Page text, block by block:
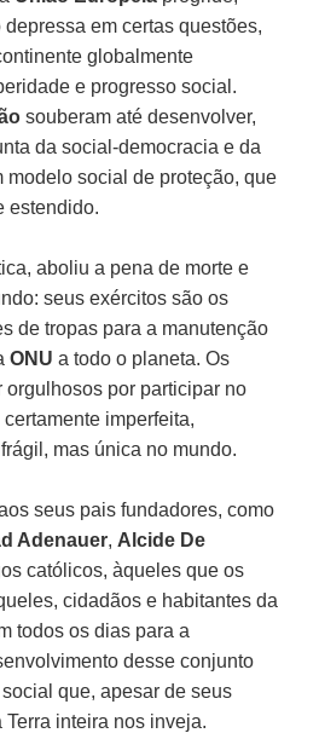
em certas questões,
globalmente
e progresso social.
souberam até desenvolver,
da social-democracia e da
modelo social de proteção, que
estendido.
aboliu a pena de morte e
seus exércitos são os
de tropas para a manutenção
ONUa todo o planeta. Os
orgulhosos por participar no
imperfeita,
mas única no mundo.
seus pais fundadores, como
Adenauer, Alcide De
católicos, àqueles que os
cidadãos e habitantes da
todos os dias para a
desse conjunto
que, apesar de seus
inteira nos inveja.